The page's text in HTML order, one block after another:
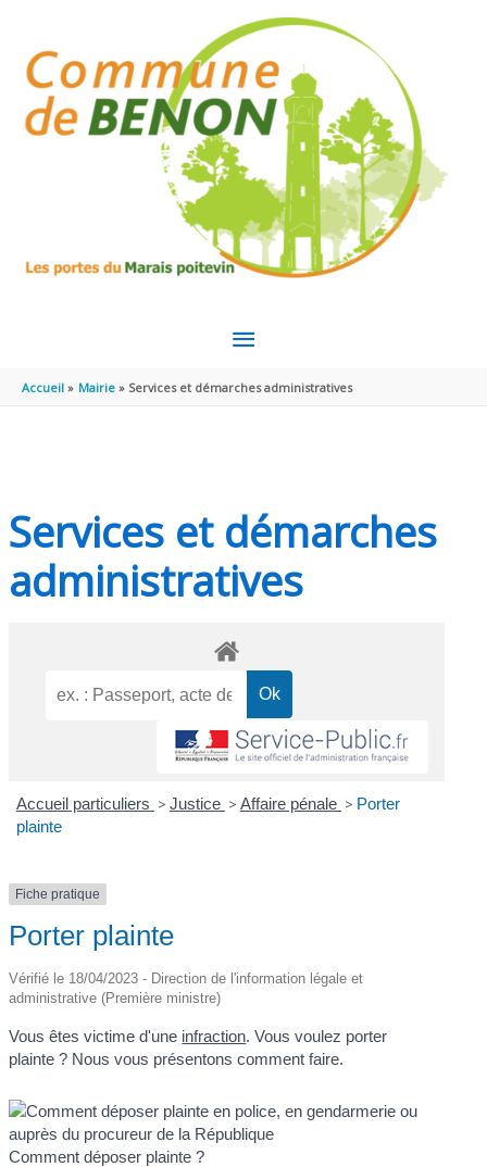
MENU
PRINCIPAL
Accueil Mairie Services et démarches administratives
Services et démarches
administratives
Accueil particuliers > Justice > Affaire pénale > Porter
plainte
Fiche pratique
Porter plainte
Vérifié le 18/04/2023 - Direction de l'information légale et
administrative (Première ministre)
Vous êtes victime d'une infraction. Vous voulez porter
plainte ? Nous vous présentons comment faire.
Comment déposer plainte ?